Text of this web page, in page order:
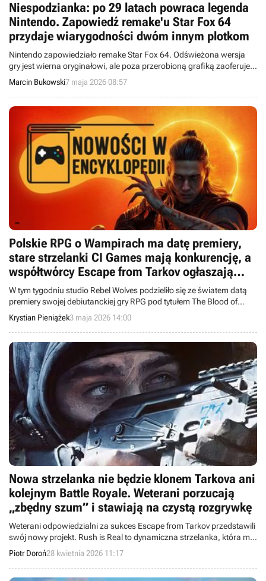
Niespodzianka: po 29 latach powraca legenda
Nintendo. Zapowiedź remake'u Star Fox 64
przydaje wiarygodności dwóm innym plotkom
Nintendo zapowiedziało remake Star Fox 64. Odświeżona wersja
gry jest wierna oryginałowi, ale poza przerobioną grafiką zaoferuje
też kilka nowych elementów.
Marcin Bukowski7 maja 2026 08:57
Polskie RPG o Wampirach ma datę premiery,
stare strzelanki CI Games mają konkurencję, a
współtwórcy Escape from Tarkov ogłaszają
nowy projekt
W tym tygodniu studio Rebel Wolves podzieliło się ze światem datą
premiery swojej debiutanckiej gry RPG pod tytułem The Blood of
Dawnwalker. Ponadto do Wielkiej Encyklopedii gier trafiła między
innymi strzelanka wyglądająca niczym stare, budżetowe dzieła CI
Games oraz nowy projekt współtwórców Escape from Tarkov.
Krystian Pieniążek3 maja 2026 14:00
Nowa strzelanka nie będzie klonem Tarkova ani
kolejnym Battle Royale. Weterani porzucają
„zbędny szum” i stawiają na czystą rozgrywkę
Weterani odpowiedzialni za sukces Escape from Tarkov przedstawili
swój nowy projekt. Rush is Real to dynamiczna strzelanka, która ma
zrewolucjonizować gatunek poprzez odrzucenie chaosu i zbędnych
mechanik na rzecz umiejętności graczy.
Piotr Doroń28 kwietnia 2026 11:17